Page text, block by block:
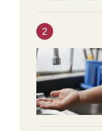
2